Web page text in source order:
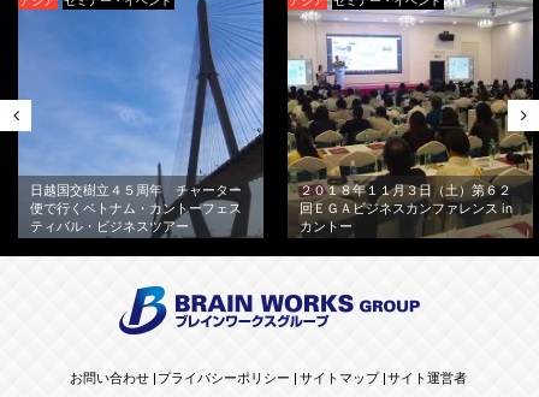
日越国交樹立４５周年 チャーター
便で行くベトナム・カントーフェス
ティバル・ビジネスツアー
２０１８年１１月３日（土）第６２
回ＥＧＡビジネスカンファレンス in
カントー
お問い合わせ プライバシーポリシー サイトマップ サイト運営者